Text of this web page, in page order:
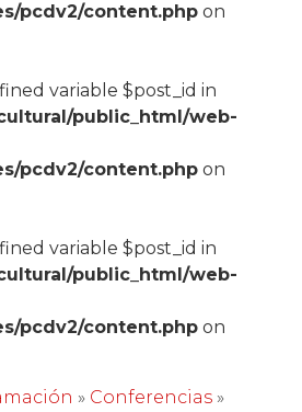
pcdv2/content.phpon
variable $post_id in
public_html/web-
pcdv2/content.phpon
variable $post_id in
public_html/web-
pcdv2/content.phpon
» Conferencias»